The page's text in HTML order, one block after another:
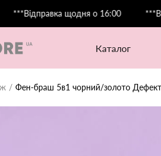
щодня о 16:00
каталог
Фен-браш 5в1 чорний/золото Дефект